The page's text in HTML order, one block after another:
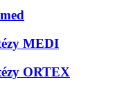
MEDI
ORTEX